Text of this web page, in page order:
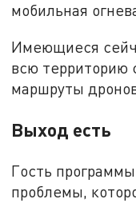
мобильная
Имеющиеся
всю территорию
маршруты
Выход есть
Гость
проблемы,